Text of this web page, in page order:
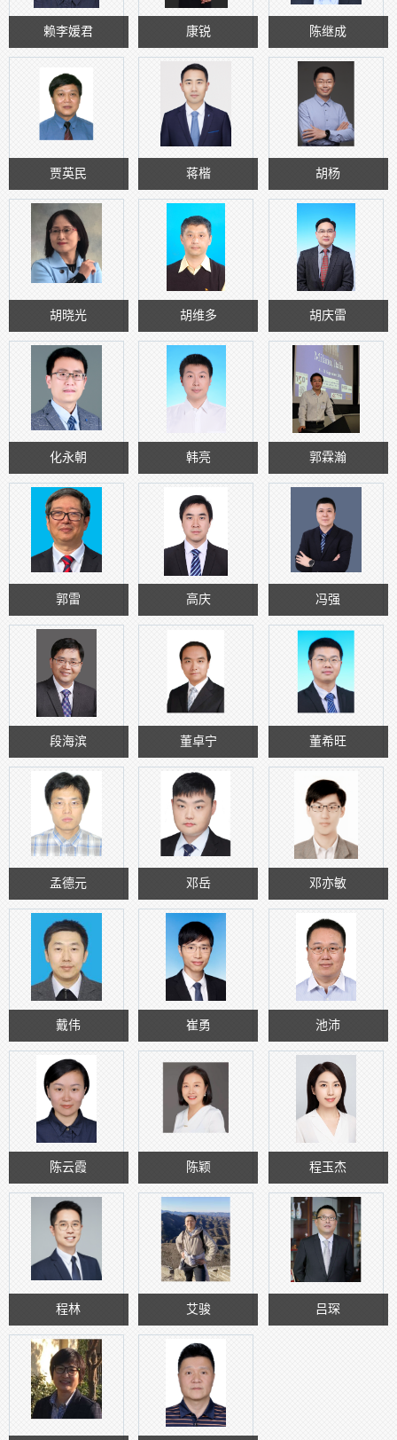
赖李媛君 康锐 陈继成
贾英民 蒋楷 胡杨
胡晓光 胡维多 胡庆雷
化永朝 韩亮 郭霖瀚
郭雷 高庆 冯强
段海滨 董卓宁 董希旺
孟德元 邓岳 邓亦敏
戴伟 崔勇 池沛
陈云霞 陈颖 程玉杰
程林 艾骏 吕琛